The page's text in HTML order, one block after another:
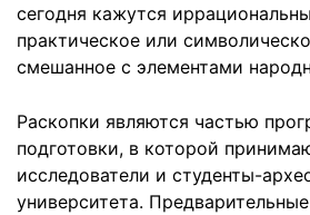
сегодня кажутся
практическое или
смешанное с элементами
Раскопки являются частью
подготовки, в которой
исследователи и студенты-
университета.